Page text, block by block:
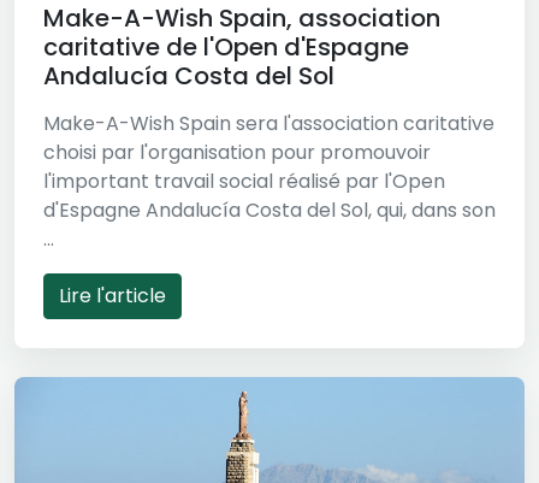
Make-A-Wish Spain, association
caritative de l'Open d'Espagne
Andalucía Costa del Sol
Make-A-Wish Spain sera l'association caritative
choisi par l'organisation pour promouvoir
l'important travail social réalisé par l'Open
d'Espagne Andalucía Costa del Sol, qui, dans son
...
Lire l'article